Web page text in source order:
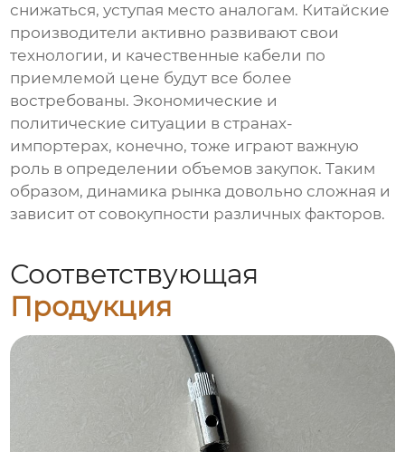
снижаться, уступая место аналогам. Китайские
производители активно развивают свои
технологии, и качественные кабели по
приемлемой цене будут все более
востребованы. Экономические и
политические ситуации в странах-
импортерах, конечно, тоже играют важную
роль в определении объемов закупок. Таким
образом, динамика рынка довольно сложная и
зависит от совокупности различных факторов.
Соответствующая
Продукция